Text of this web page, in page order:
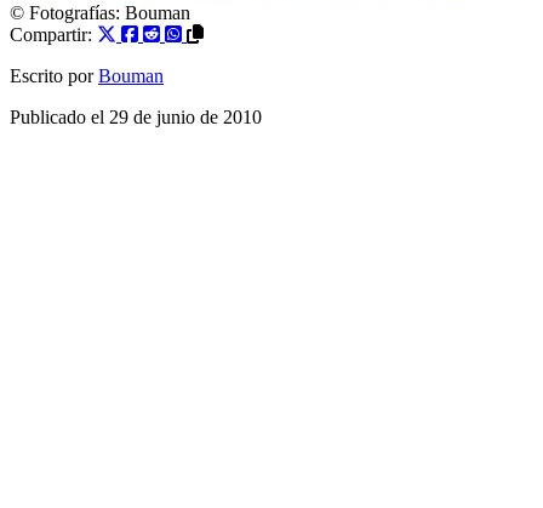
© Fotografías: Bouman
Compartir:
Escrito por Bouman
Publicado el 29 de junio de 2010